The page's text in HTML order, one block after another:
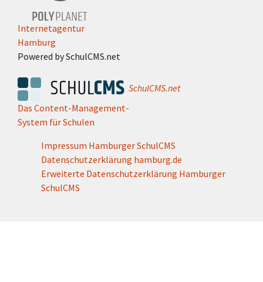
Internetagentur
Hamburg
Powered by SchulCMS.net
SchulCMS.net
Das Content-Management-
System für Schulen
Impressum Hamburger SchulCMS
Datenschutzerklärung hamburg.de
Erweiterte Datenschutzerklärung Hamburger
SchulCMS